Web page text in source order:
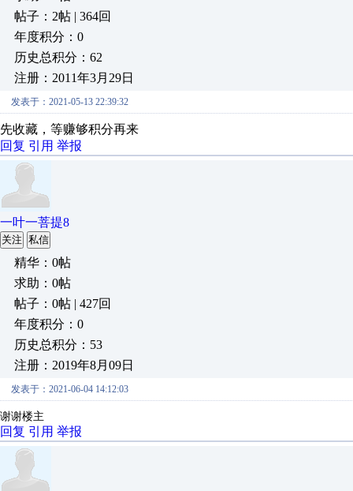
帖子：2帖 | 364回
年度积分：0
历史总积分：62
注册：2011年3月29日
发表于：2021-05-13 22:39:32
先收藏，等赚够积分再来
回复 引用 举报
一叶一菩提8
关注 私信
精华：0帖
求助：0帖
帖子：0帖 | 427回
年度积分：0
历史总积分：53
注册：2019年8月09日
发表于：2021-06-04 14:12:03
谢谢楼主
回复 引用 举报